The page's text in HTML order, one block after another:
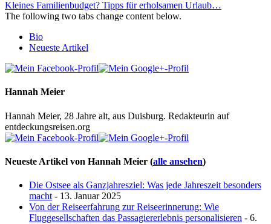
Kleines Familienbudget? Tipps für erholsamen Urlaub…
The following two tabs change content below.
Bio
Neueste Artikel
Hannah Meier
Hannah Meier, 28 Jahre alt, aus Duisburg. Redakteurin auf
entdeckungsreisen.org
Neueste Artikel von Hannah Meier (alle ansehen)
Die Ostsee als Ganzjahresziel: Was jede Jahreszeit besonders
macht - 13. Januar 2025
Von der Reiseerfahrung zur Reiseerinnerung: Wie
Fluggesellschaften das Passagiererlebnis personalisieren - 6.